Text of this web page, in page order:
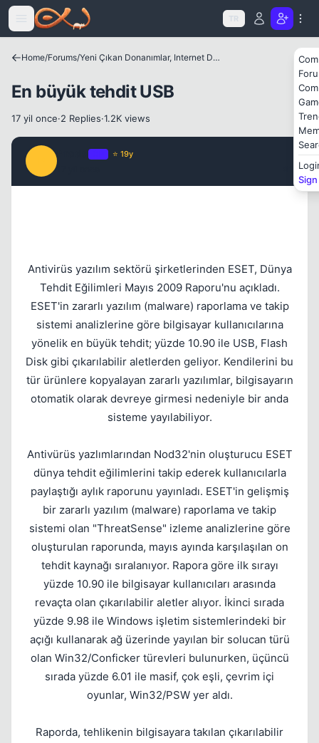
Icerige atla
TR
Home/Forums/ Yeni Çıkan Donanımlar, Internet Dünyası ve Benzer Konular
En büyük tehdit USB
17 yil once·2 Replies·1.2K views
⭐ 19y
Antivirüs yazılım sektörü şirketlerinden ESET, Dünya
Tehdit Eğilimleri Mayıs 2009 Raporu'nu açıkladı.
ESET'in zararlı yazılım (malware) raporlama ve takip
sistemi analizlerine göre bilgisayar kullanıcılarına
yönelik en büyük tehdit; yüzde 10.90 ile USB, Flash
Disk gibi çıkarılabilir aletlerden geliyor. Kendilerini bu
tür ürünlere kopyalayan zararlı yazılımlar, bilgisayarın
otomatik olarak devreye girmesi nedeniyle bir anda
sisteme yayılabiliyor.
Antivürüs yazlımlarından Nod32'nin oluşturucu ESET
dünya tehdit eğilimlerini takip ederek kullanıcılarla
paylaştığı aylık raporunu yayınladı. ESET'in gelişmiş
bir zararlı yazılım (malware) raporlama ve takip
sistemi olan "ThreatSense" izleme analizlerine göre
oluşturulan raporunda, mayıs ayında karşılaşılan on
tehdit kaynağı sıralanıyor. Rapora göre ilk sırayı
yüzde 10.90 ile bilgisayar kullanıcıları arasında
revaçta olan çıkarılabilir aletler alıyor. İkinci sırada
yüzde 9.98 ile Windows işletim sistemlerindeki bir
açığı kullanarak ağ üzerinde yayılan bir solucan türü
olan Win32/Conficker türevleri bulunurken, üçüncü
sırada yüzde 6.01 ile masif, çok eşli, çevrim içi
oyunlar, Win32/PSW yer aldı.
Raporda, tehlikenin bilgisayara takılan çıkarılabilir